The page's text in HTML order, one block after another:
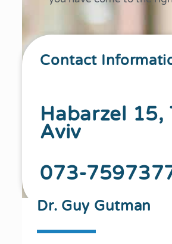
Contact
Habarzel 15,
Aviv
073-
Dr. Guy Gutman